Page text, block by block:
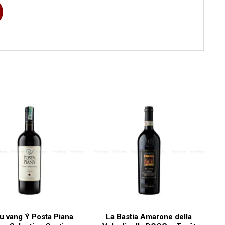
14%
Ý
Puglia
Feudi Salentini
vang Ý Posta Piana
La Bastia Amarone della